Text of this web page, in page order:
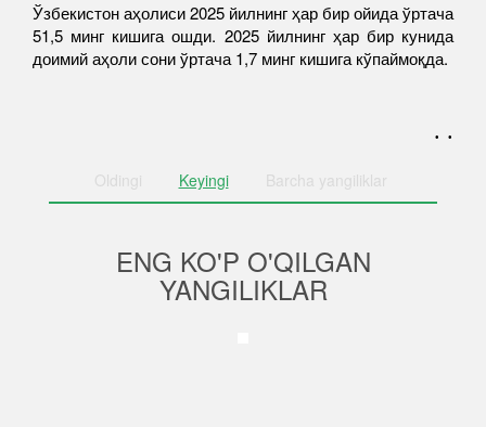
Ўзбекистон аҳолиси 2025 йилнинг ҳар бир ойида ўртача
51,5 минг кишига ошди. 2025 йилнинг ҳар бир кунида
доимий аҳоли сони ўртача 1,7 минг кишига кўпаймоқда.
. .
Oldingi Keyingi Barcha yangiliklar
ENG KO'P O'QILGAN
YANGILIKLAR